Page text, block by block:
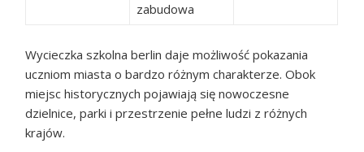
zabudowa
Wycieczka szkolna berlin daje możliwość pokazania
uczniom miasta o bardzo różnym charakterze. Obok
miejsc historycznych pojawiają się nowoczesne
dzielnice, parki i przestrzenie pełne ludzi z różnych
krajów.